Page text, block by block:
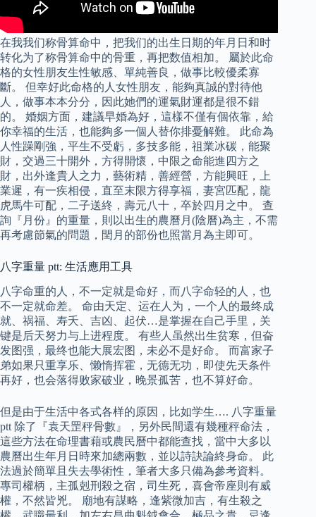
在我我们称骨算命中，把我们的出生日期的年月日和时
转化为了称骨算命中的骨重，再把数值相加。 屬於此命
格的女性朋友生性敏感、單純善良，做事比較優柔寡
斷。 但幸好此命格的人女性朋友，能夠真誠的對待他
人，做事本本分分，因此她們的運氣財運都是很不錯
的。 婚姻方面，建議早婚為好，這樣不僅有個依靠，給
你幸福的生活，也能夠多一個人替你排憂解難。 此命為
人性躁剛強，平生不受虧，多技多能，祖業冰碳，能聚
財，交過三十開外，方得開懷，中限之命能進四方之
財，出外逢貴人之力，藝術精，善經營，方能興旺，上
業遲，有一疾相侵，直至末限方得享福，妻宮匹配，龍
虎馬牛可配，二子送終，壽元八十，卒於四月之中。 查
詢『月份』的重量，則以出生的農曆月(陰曆)為主，不需
再考慮節氣的問題，閏月的部份也照當月為主即可。
八字重量 ptt: 生活應用工具
八字命重的人，不一定就是命好，而八字命轻的人，也
不一定就命差。 命由天定、运在人为，一个人的最终成
就、祸福、寿夭、吉凶、起伏…是掌握在自己手里，关
键是后天努力与上进程度。 有些人虽然出生贫寒，但奋
发图强，最终也能大展宏图，未必不是好命。 而富家子
弟如果只重享乐、懒惰挥霍，无德无功，即使先天条件
再好，也会落得败家破业，晚景孤苦，也不算好命。
但是由于生活中各式各样的原因，比如学生…. 八字重量
ptt 除了『袁天罡秤骨數』，另外民間還有幾種秤命法，
這些方法在命理書藉或農民曆中都能查找，當中大多以
農曆出生年月日時來加總兩數，並以詩訣論終身命。 此
法過於簡單且失去學術性，筆者大多只備為參考資料。
專司權柄，主孤剋刑殺之宿，司生死，喜會帝座則有威
權，不然皆兇。 廟地有謀略，逢紫微加吉，有生殺之